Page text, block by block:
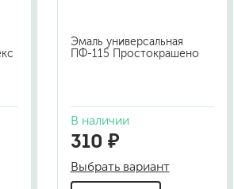
полиуретановые
Эмаль универсальная
ПФ-115 Простокрашено
В наличии
310 ₽
Выбрать вариант